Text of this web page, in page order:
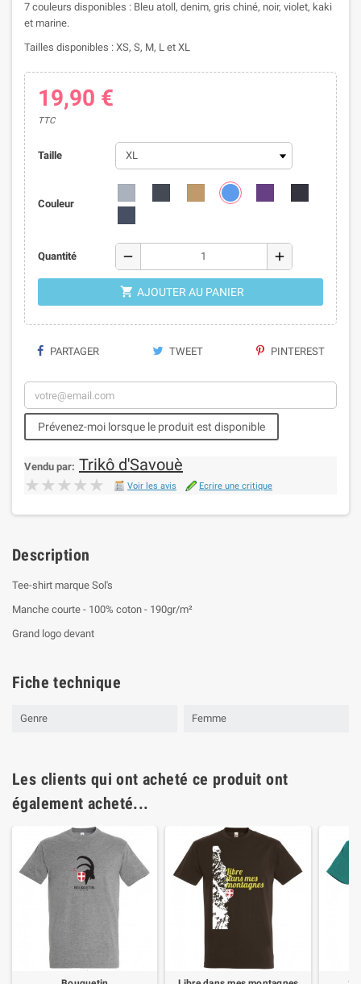
7 couleurs disponibles : Bleu atoll, denim, gris chiné, noir, violet, kaki
et marine.
Tailles disponibles : XS, S, M, L et XL
19,90 €
TTC
Taille
Couleur
Quantité remove add
 AJOUTER AU PANIER
PARTAGER TWEET PINTEREST
Prévenez-moi lorsque le produit est disponible
Vendu par: Trikô d'Savouè
★★★★★
★★★★★ Voir les avis Ecrire une critique
Description
Tee-shirt marque Sol's
Manche courte - 100% coton - 190gr/m²
Grand logo devant
Fiche technique
Genre Femme
Les clients qui ont acheté ce produit ont
également acheté...